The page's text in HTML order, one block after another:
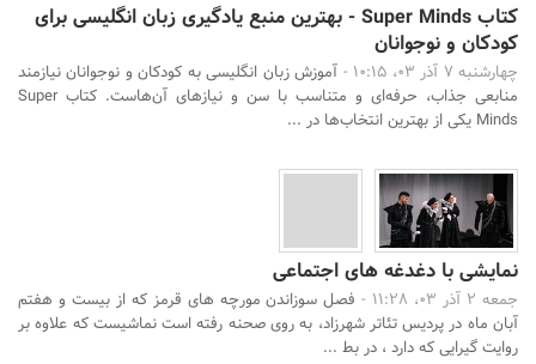
کتاب Super Minds - بهترین منبع یادگیری زبان انگلیسی برای
کودکان و نوجوانان
چهارشنبه 7 آذر 03، 10:15 -
آموزش زبان انگلیسی به کودکان و نوجوانان نیازمند
منابعی جذاب، حرفه‌ای و متناسب با سن و نیازهای آن‌هاست. کتاب Super
Minds یکی از بهترین انتخاب‌ها در ...
نمایشی با دغدغه های اجتماعی
جمعه 2 آذر 03، 11:28 -
فصل سوزاندن مورچه های قرمز که از بیست و هفتم
آبان ماه در پردیس تئاتر شهرزاد، به روی صحنه رفته است نماشیست که علاوه بر
روایت گیرایی که دارد ، در بط ...